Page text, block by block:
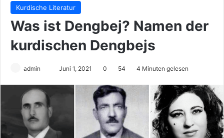
Kurdische Literatur
Was ist Dengbej? Namen der
kurdischen Dengbejs
admin
Sende
eine
Mail
Juni 1, 2021 0 54 4 Minuten gelesen